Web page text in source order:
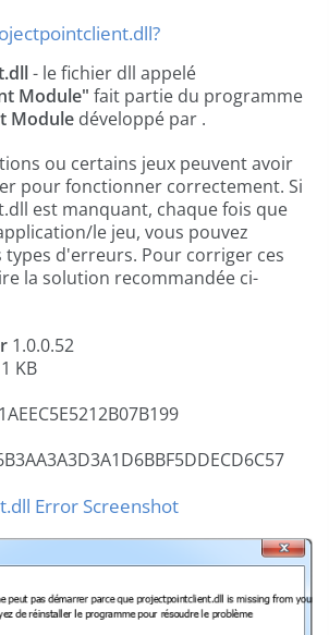
- le fichier dll appelé
Module" fait partie du programme
Module développé par .
ou certains jeux peuvent avoir
pour fonctionner correctement. Si
est manquant, chaque fois que
le jeu, vous pouvez
d'erreurs. Pour corriger ces
la solution recommandée ci-
1.0.0.52
KB
Error Screenshot